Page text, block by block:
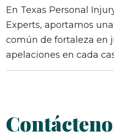
En Texas Personal
Experts, aportamos
común de fortaleza en
apelaciones en cada